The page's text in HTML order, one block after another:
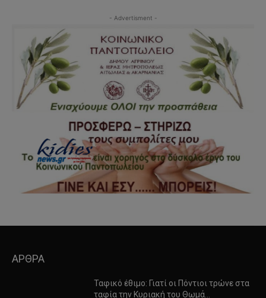
- Advertisment -
ΑΡΘΡΑ
Ταφικό έθιμο: Γιατί οι Πόντιοι τρώνε στα
ταφία την Κυριακή του Θωμά…